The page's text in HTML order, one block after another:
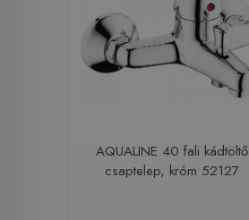
AQUALINE 40 fali kádtöltő
csaptelep, króm 52127